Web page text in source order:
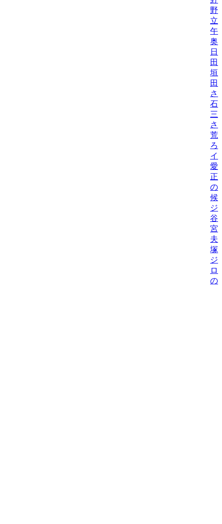
野
立
午
奥
日
田
垣
田
さ
石
三
さ
荒
ろ
イ
愛
正
の
候/
ジ
谷
宮
夫
塚
ジ
ロ
の